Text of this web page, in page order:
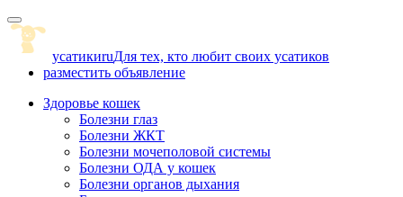
Skip
to
content
усатикиruДля тех, кто любит своих усатиков
разместить объявление
Здоровье кошек
Болезни глаз
Болезни ЖКТ
Болезни мочеполовой системы
Болезни ОДА у кошек
Болезни органов дыхания